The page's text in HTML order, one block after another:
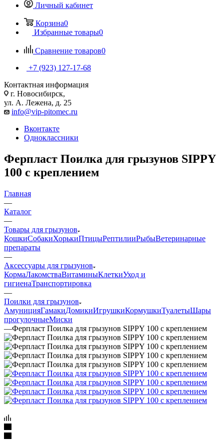
Личный кабинет
Корзина0
Избранные товары0
Сравнение товаров0
+7 (923) 127-17-68
Контактная информация
г. Новосибирск,
ул. А. Лежена, д. 25
info@vip-pitomec.ru
Вконтакте
Одноклассники
Ферпласт Поилка для грызунов SIPPY
100 с креплением
Главная
—
Каталог
—
Товары для грызунов
КошкиСобакиХорькиПтицыРептилииРыбыВетеринарные
препараты
—
Аксессуары для грызунов
КормаЛакомстваВитаминыКлеткиУход и
гигиенаТранспортировка
—
Поилки для грызунов
АмуницияГамакиДомикиИгрушкиКормушкиТуалетыШары
прогулочныеМиски
—Ферпласт Поилка для грызунов SIPPY 100 с креплением